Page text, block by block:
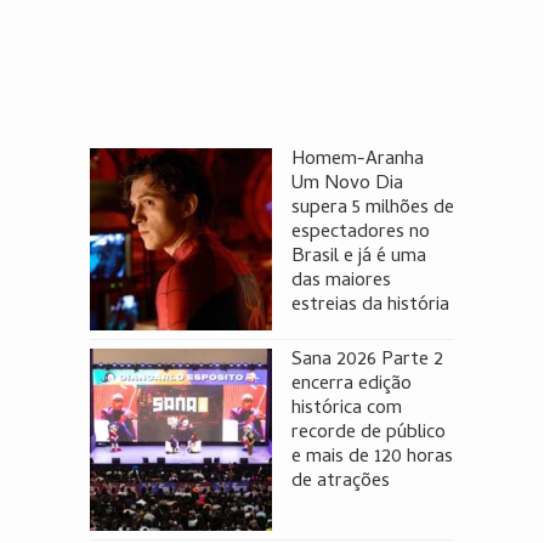
Homem-Aranha
Um Novo Dia
supera 5 milhões de
espectadores no
Brasil e já é uma
das maiores
estreias da história
Sana 2026 Parte 2
encerra edição
histórica com
recorde de público
e mais de 120 horas
de atrações